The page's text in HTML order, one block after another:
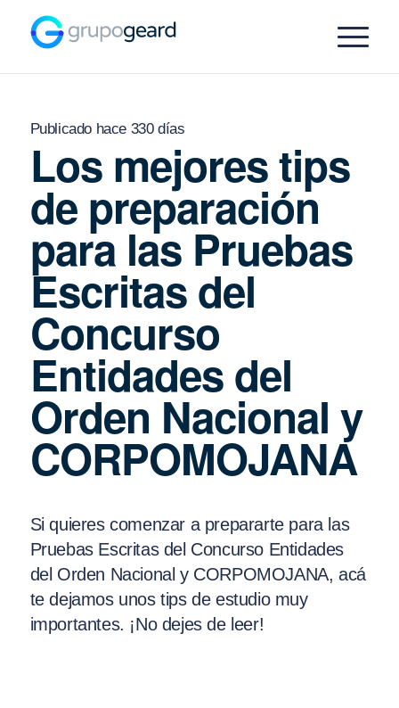
Publicado hace 330 días
Los mejores tips
de preparación
para las Pruebas
Escritas del
Concurso
Entidades del
Orden Nacional y
CORPOMOJANA
Si quieres comenzar a prepararte para las
Pruebas Escritas del Concurso Entidades
del Orden Nacional y CORPOMOJANA, acá
te dejamos unos tips de estudio muy
importantes. ¡No dejes de leer!